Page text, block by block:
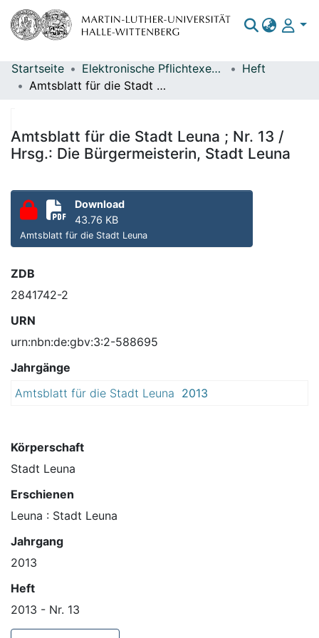
Bereiche & Sammlungen
Statistiken
Startseite Elektronische Pflichtexemplare
Heft
Amtsblatt für die Stadt Leuna ; Nr. 13 / Hrsg.: Die Bürgermeisterin, Stadt Leuna
Amtsblatt für die Stadt Leuna ; Nr. 13 /
Hrsg.: Die Bürgermeisterin, Stadt Leuna
Download
43.76 KB
Amtsblatt für die Stadt Leuna
ZDB
2841742-2
URN
urn:nbn:de:gbv:3:2-588695
Jahrgänge
Amtsblatt für die Stadt Leuna 2013
Körperschaft
Stadt Leuna
Erschienen
Leuna : Stadt Leuna
Jahrgang
2013
Heft
2013 - Nr. 13